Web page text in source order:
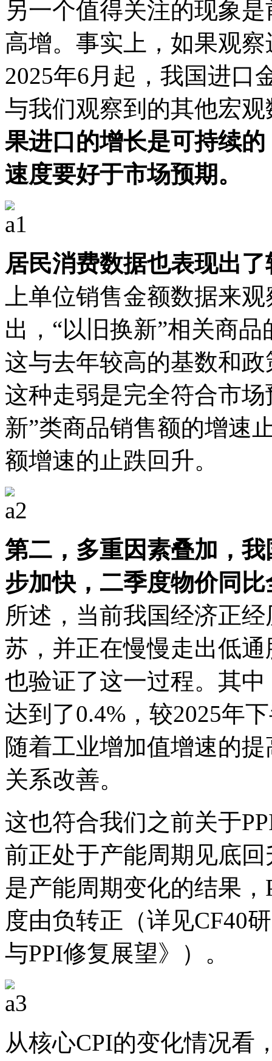
另一个值得关注的现象
高增。事实上，如果观
2025年6月起，我国进口
与我们观察到的其他宏
果进口的增长是可持续
速度要好于市场预期。
居民消费数据也表现出
上单位销售金额数据来
出，“以旧换新”相关商
这与去年较高的基数和
这种走弱是完全符合市
新”类商品销售额的增速
额增速的止跌回升。
第二，多重因素叠加，
步加快，二季度物价同
所述，当前我国经济正
苏，并正在慢慢走出低
也验证了这一过程。其
达到了0.4%，较2025年
随着工业增加值增速的
关系改善。
这也符合我们之前关于
前正处于产能周期见底
是产能周期变化的结果
度由负转正（详见CF40
与PPI修复展望》）。
从核心CPI的变化情况看